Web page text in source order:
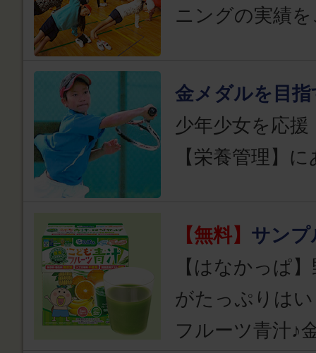
ニングの実績
金メダルを目指
少年少女を応
【栄養管理】
【無料】 サンプ
【はなかっぱ
がたっぷりは
フルーツ青汁♪